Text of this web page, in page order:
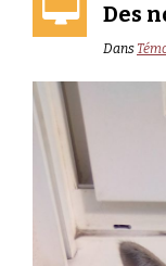
Des
Dans